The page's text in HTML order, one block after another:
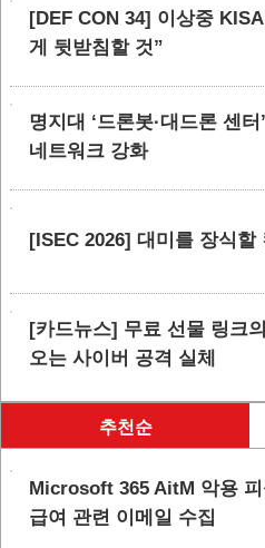
[DEF CON 34] 이상중
게 뒷받침할 것”
명지대 ‘드론봇·대드론 센
네트워크 강화
[ISEC 2026] 대미를 장식
[카드뉴스] 무료 선물 링크
오는 사이버 공격 실체
추천순
Microsoft 365 AitM 악용
급여 관련 이메일 수집